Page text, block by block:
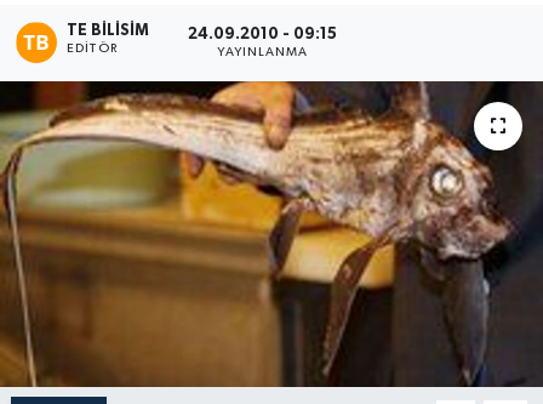
TE BILISIM
EDITÖR
24.09.2010 - 09:15
YAYINLANMA